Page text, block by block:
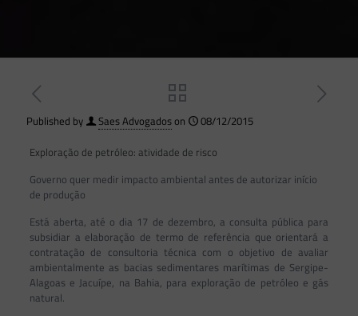
Published by Saes Advogadoson
08/12/2015
Exploração de petróleo: atividade de risco
Governo quer medir impacto ambiental antes de autorizar início
de produção
Está aberta, até o dia 17 de dezembro, a consulta pública para
subsidiar a elaboração de termo de referência que orientará a
contratação de consultoria técnica com o objetivo de avaliar
ambientalmente as bacias sedimentares marítimas de Sergipe-
Alagoas e Jacuípe, na Bahia, para exploração de petróleo e gás
natural.